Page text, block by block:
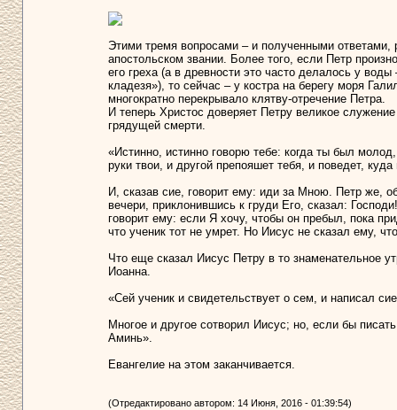
Этими тремя вопросами – и полученными ответами,
апостольском звании. Более того, если Петр
его греха (а в древности это часто делалось у
кладезя»), то сейчас – у костра на берегу моря
многократно перекрывало клятву-отречение Петра.
И теперь Христос доверяет Петру великое
грядущей смерти.
«Истинно, истинно говорю тебе: когда ты был
руки твои, и другой препояшет тебя, и поведет,
И, сказав сие, говорит ему: иди за Мною. Петр же,
вечери, приклонившись к груди Его, сказал:
говорит ему: если Я хочу, чтобы он пребыл, пока
что ученик тот не умрет. Но Иисус не сказал ему,
Что еще сказал Иисус Петру в то знаменательное
Иоанна.
«Сей ученик и свидетельствует о сем, и написал
Многое и другое сотворил Иисус; но, если бы
Аминь».
Евангелие на этом заканчивается.
(Отредактировано автором: 14 Июня, 2016 - 01:39:54)